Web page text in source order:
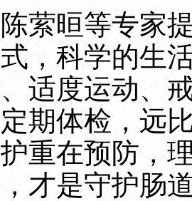
晅等专家提
，科学的生
适度运动、
期体检，远
重在预防，
才是守护肠